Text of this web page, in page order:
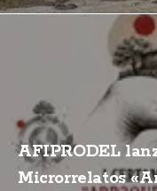
AFIPRODEL
Microrrelatos